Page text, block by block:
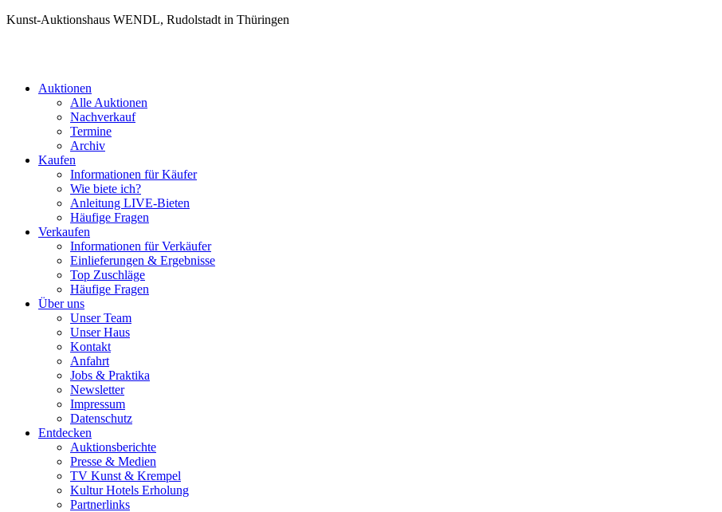
Kunst-Auktionshaus WENDL, Rudolstadt in Thüringen
Auktionen
Alle Auktionen
Nachverkauf
Termine
Archiv
Kaufen
Informationen für Käufer
Wie biete ich?
Anleitung LIVE-Bieten
Häufige Fragen
Verkaufen
Informationen für Verkäufer
Einlieferungen & Ergebnisse
Top Zuschläge
Häufige Fragen
Über uns
Unser Team
Unser Haus
Kontakt
Anfahrt
Jobs & Praktika
Newsletter
Impressum
Datenschutz
Entdecken
Auktionsberichte
Presse & Medien
TV Kunst & Krempel
Kultur Hotels Erholung
Partnerlinks